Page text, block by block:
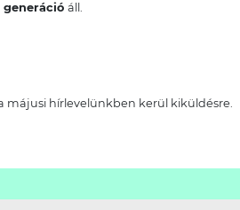
generáció áll.
májusi hírlevelünkben kerül kiküldésre.